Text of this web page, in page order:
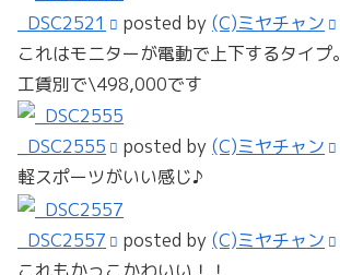
_DSC2521 posted by (C)ミヤチャン
これはモニターが電動で上下するタイプ。
工賃別で\498,000です
_DSC2555 posted by (C)ミヤチャン
軽スポーツがいい感じ♪
_DSC2557 posted by (C)ミヤチャン